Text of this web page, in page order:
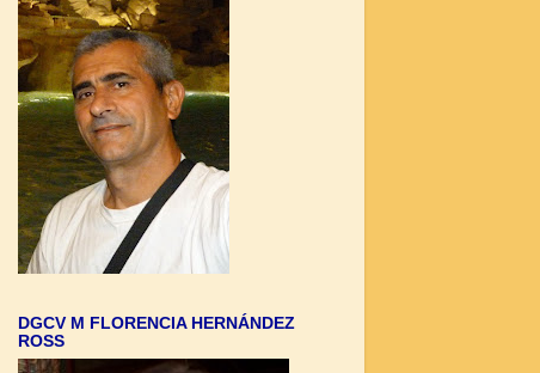
DGCV M FLORENCIA HERNÁNDEZ
ROSS